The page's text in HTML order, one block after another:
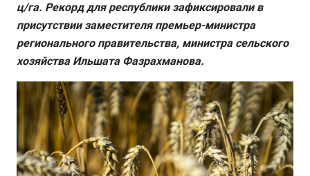
ц/га. Рекорд для республики зафиксировали в
присутствии заместителя премьер-министра
регионального правительства, министра сельского
хозяйства Ильшата Фазрахманова.